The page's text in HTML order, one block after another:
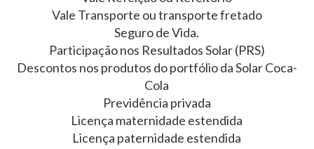
Vale Transporte ou transporte fretado
Seguro de Vida.
Participação nos Resultados Solar (PRS)
Descontos nos produtos do portfólio da Solar Coca-
Cola
Previdência privada
Licença maternidade estendida
Licença paternidade estendida